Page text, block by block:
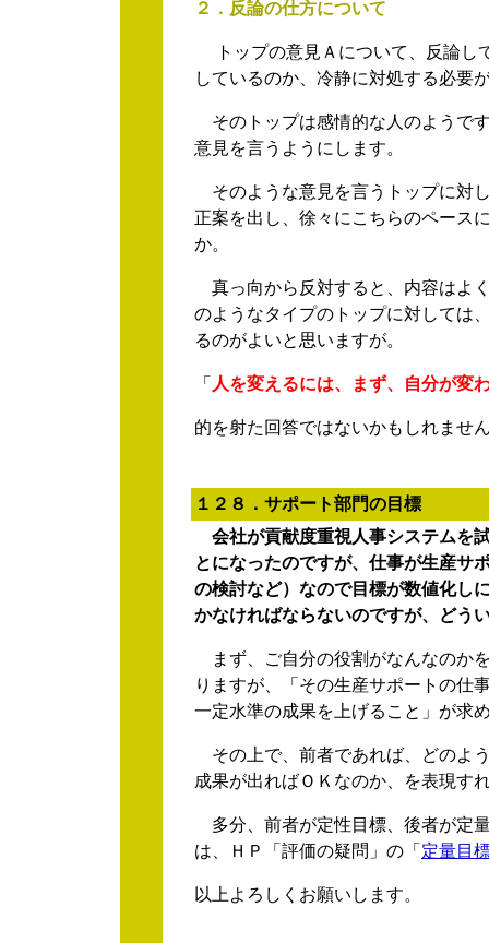
２．反論の仕方について
トップの意見Ａについて、反論し
しているのか、冷静に対処する必要
そのトップは感情的な人のようで
意見を言うようにします。
そのような意見を言うトップに対
正案を出し、徐々にこちらのペース
か。
真っ向から反対すると、内容はよ
のようなタイプのトップに対しては
るのがよいと思いますが。
「 人を変えるには、まず、自分が変
的を射た回答ではないかもしれませ
１２８．サポート部門の目標
会社が貢献度重視人事システムを
とになったのですが、仕事が生産サ
の検討など）なので目標が数値化し
かなければならないのですが、どう
まず、ご自分の役割がなんなのか
りますが、「その生産サポートの仕
一定水準の成果を上げること」が求
その上で、前者であれば、どのよ
成果が出ればＯＫなのか、を表現す
多分、前者が定性目標、後者が定
は、ＨＰ「評価の疑問」の「 定量目
以上よろしくお願いします。